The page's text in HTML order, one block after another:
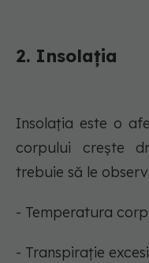
2. Insolația
Insolația este o
corpului crește
trebuie să le
- Temperatura
- Transpirație